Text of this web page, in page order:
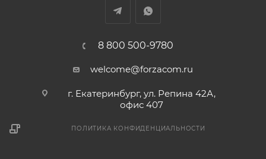
8 800 500-9780
welcome@forzacom.ru
г. Екатеринбург, ул. Репина 42А,
офис 407
ПОЛИТИКА КОНФИДЕНЦИАЛЬНОСТИ